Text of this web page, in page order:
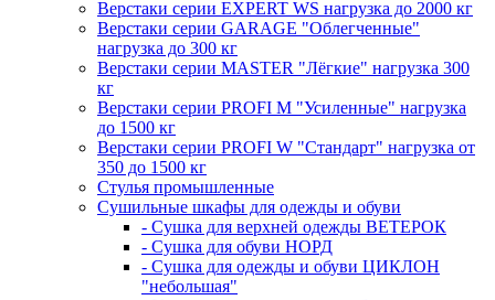
Верстаки серии EXPERT WS нагрузка до 2000 кг
Верстаки серии GARAGE "Облегченные"
нагрузка до 300 кг
Верстаки серии MASTER "Лёгкие" нагрузка 300
кг
Верстаки серии PROFI M "Усиленные" нагрузка
до 1500 кг
Верстаки серии PROFI W "Стандарт" нагрузка от
350 до 1500 кг
Стулья промышленные
Сушильные шкафы для одежды и обуви
- Сушка для верхней одежды ВЕТЕРОК
- Сушка для обуви НОРД
- Сушка для одежды и обуви ЦИКЛОН
"небольшая"